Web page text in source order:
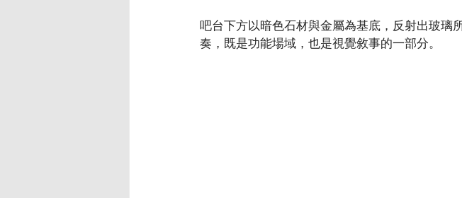
吧台下方以暗色石材與金屬為基底，反射出玻璃
奏，既是功能場域，也是視覺敘事的一部分。